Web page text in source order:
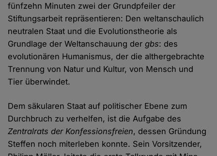
fünfzehn Minuten zwei der Grundpfeiler der
Stiftungsarbeit repräsentieren: Den weltanschaulich
neutralen Staat und die Evolutionstheorie als
Grundlage der Weltanschauung dergbs: des
evolutionären Humanismus, der die althergebrachte
Trennung von Natur und Kultur, von Mensch und
Tier überwindet.
Dem säkularen Staat auf politischer Ebene zum
Durchbruch zu verhelfen, ist die Aufgabe des
Zentralrats der Konfessionsfreien, dessen Gründung
Steffen noch miterleben konnte. Sein Vorsitzender,